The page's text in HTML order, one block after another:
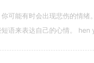
可能有时会出现悲伤的情
语来表达自己的心情。